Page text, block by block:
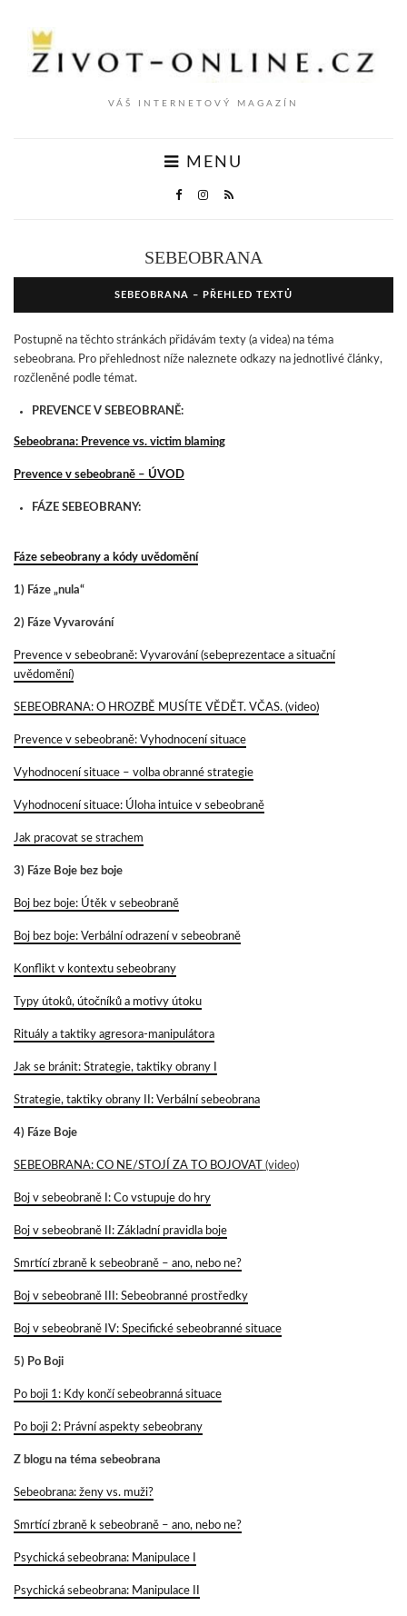
VÁŠ INTERNETOVÝ MAGAZÍN
MENU
SEBEOBRANA
SEBEOBRANA – PŘEHLED TEXTŮ
Postupně na těchto stránkách přidávám texty (a videa) na téma
sebeobrana. Pro přehlednost níže naleznete odkazy na jednotlivé články,
rozčleněné podle témat.
PREVENCE V SEBEOBRANĚ:
Sebeobrana: Prevence vs. victim blaming
Prevence v sebeobraně – ÚVOD
FÁZE SEBEOBRANY:
Fáze sebeobrany a kódy uvědomění
1) Fáze „nula“
2) Fáze Vyvarování
Prevence v sebeobraně: Vyvarování (sebeprezentace a situační
uvědomění)
SEBEOBRANA: O HROZBĚ MUSÍTE VĚDĚT. VČAS. (video)
Prevence v sebeobraně: Vyhodnocení situace
Vyhodnocení situace – volba obranné strategie
Vyhodnocení situace: Úloha intuice v sebeobraně
Jak pracovat se strachem
3) Fáze Boje bez boje
Boj bez boje: Útěk v sebeobraně
Boj bez boje: Verbální odrazení v sebeobraně
Konflikt v kontextu sebeobrany
Typy útoků, útočníků a motivy útoku
Rituály a taktiky agresora-manipulátora
Jak se bránit: Strategie, taktiky obrany I
Strategie, taktiky obrany II: Verbální sebeobrana
4) Fáze Boje
SEBEOBRANA: CO NE/STOJÍ ZA TO BOJOVAT (video)
Boj v sebeobraně I: Co vstupuje do hry
Boj v sebeobraně II: Základní pravidla boje
Smrtící zbraně k sebeobraně – ano, nebo ne?
Boj v sebeobraně III: Sebeobranné prostředky
Boj v sebeobraně IV: Specifické sebeobranné situace
5) Po Boji
Po boji 1: Kdy končí sebeobranná situace
Po boji 2: Právní aspekty sebeobrany
Z blogu na téma sebeobrana
Sebeobrana: ženy vs. muži?
Smrtící zbraně k sebeobraně – ano, nebo ne?
Psychická sebeobrana: Manipulace I
Psychická sebeobrana: Manipulace II